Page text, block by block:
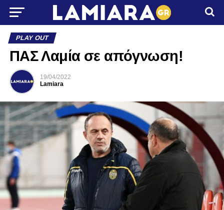
PLAY OUT
ΠΑΣ Λαμία σε απόγνωση!
19/04/2022
Lamiara